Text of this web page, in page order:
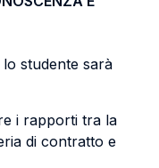
studente sarà
i rapporti tra la
di contratto e